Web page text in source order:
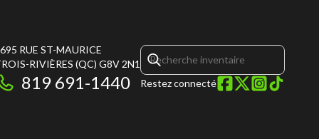
RUE ST-MAURICE
RIVIÈRES (QC) G8V 2N1
819 691-1440 Restez connecté